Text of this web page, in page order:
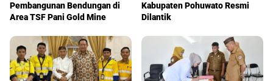
Pembangunan Bendungan di
Area TSF Pani Gold Mine
Kabupaten Pohuwato Resmi
Dilantik